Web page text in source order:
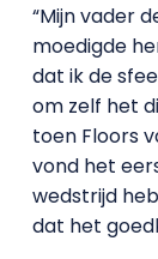
“Mijn vader
moedigde
dat ik de
om zelf het
toen Floors
vond het
wedstrijd
dat het